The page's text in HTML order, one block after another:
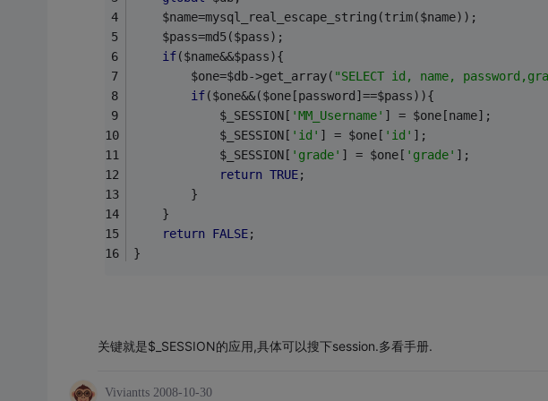
	$name=mysql_real_escape_string(trim($name));
	$pass=md5($pass);
if($name&&$pass){
		$one=$db->get_array(
"SELECT id, name,
if($one&&($one[password]==$pass)){
		    $_SESSION[
'MM_Username' ] = $one[name];
			$_SESSION[
'id' ] = $one[ 'id' ];
			$_SESSION[
'grade' ] = $one[ 'grade' ];
return TRUE;
		}
	}
return FALSE;
}
关键就是$_SESSION的应用,具体可以搜下session.多看手册.
Viviantts 2008-10-30